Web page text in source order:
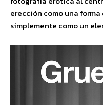
erección como una
simplemente como un